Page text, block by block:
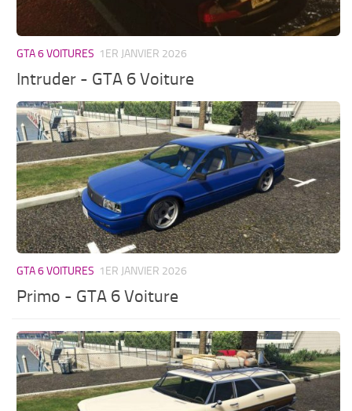
GTA 6 VOITURES 1ER JANVIER 2026
Intruder - GTA 6 Voiture
GTA 6 VOITURES 1ER JANVIER 2026
Primo - GTA 6 Voiture